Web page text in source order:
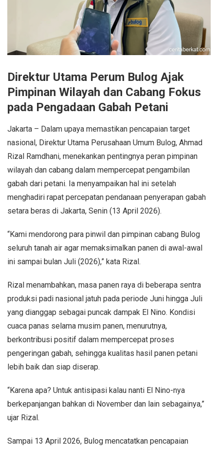
Direktur Utama Perum Bulog Ajak
Pimpinan Wilayah dan Cabang Fokus
pada Pengadaan Gabah Petani
Jakarta – Dalam upaya memastikan pencapaian target
nasional, Direktur Utama Perusahaan Umum Bulog, Ahmad
Rizal Ramdhani, menekankan pentingnya peran pimpinan
wilayah dan cabang dalam mempercepat pengambilan
gabah dari petani. Ia menyampaikan hal ini setelah
menghadiri rapat percepatan pendanaan penyerapan gabah
setara beras di Jakarta, Senin (13 April 2026).
“Kami mendorong para pinwil dan pimpinan cabang Bulog
seluruh tanah air agar memaksimalkan panen di awal-awal
ini sampai bulan Juli (2026),” kata Rizal.
Rizal menambahkan, masa panen raya di beberapa sentra
produksi padi nasional jatuh pada periode Juni hingga Juli
yang dianggap sebagai puncak dampak El Nino. Kondisi
cuaca panas selama musim panen, menurutnya,
berkontribusi positif dalam mempercepat proses
pengeringan gabah, sehingga kualitas hasil panen petani
lebih baik dan siap diserap.
“Karena apa? Untuk antisipasi kalau nanti El Nino-nya
berkepanjangan bahkan di November dan lain sebagainya,”
ujar Rizal.
Sampai 13 April 2026, Bulog mencatatkan pencapaian